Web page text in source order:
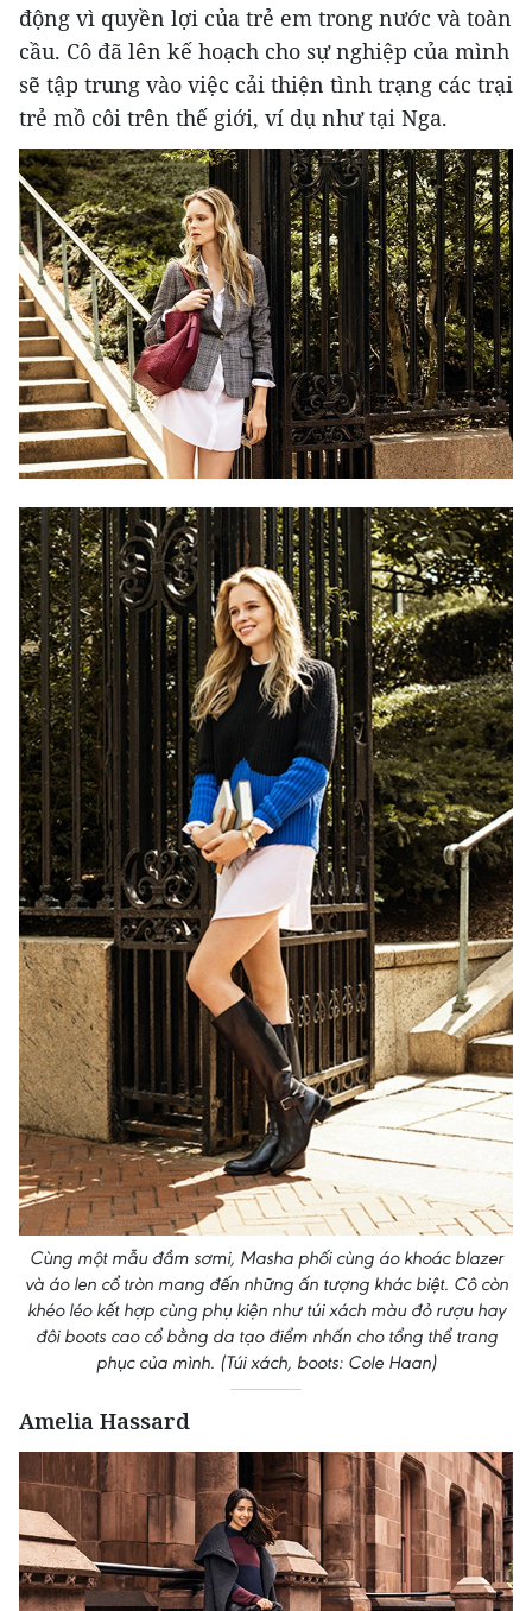
động vì quyền lợi của trẻ em trong nước và toàn
cầu. Cô đã lên kế hoạch cho sự nghiệp của mình
sẽ tập trung vào việc cải thiện tình trạng các trại
trẻ mồ côi trên thế giới, ví dụ như tại Nga.
Cùng một mẫu đầm sơmi, Masha phối cùng áo khoác blazer
và áo len cổ tròn mang đến những ấn tượng khác biệt. Cô còn
khéo léo kết hợp cùng phụ kiện như túi xách màu đỏ rượu hay
đôi boots cao cổ bằng da tạo điểm nhấn cho tổng thể trang
phục của mình. (Túi xách, boots: Cole Haan)
Amelia Hassard